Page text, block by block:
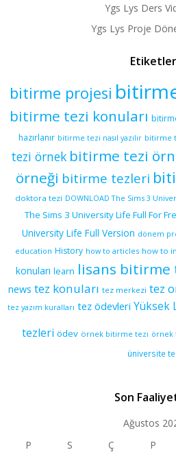
Ygs Lys Ders
Ygs Lys Proje
Etiketler
bitirme projesi
bitirme tezi konuları
hazırlanır bitirme tezi nasıl yazılır bitirme
tezi örnek bitirme tezi
örneği bitirme tezleri
doktora tezi DOWNLOAD The Sims 3
The Sims 3 University Life Full For
University Life Full Version dönem
education History how to articles how to
konuları learn lisans bitirme
news tez konuları tez merkezi tez
tez yazım kuralları tez ödevleri Yüksek
tezleri ödev örnek bitirme tezi örnek
üniversite
Son
Ağustos
P
S Ç P